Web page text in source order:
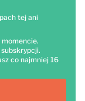
tej ani
co najmniej 16